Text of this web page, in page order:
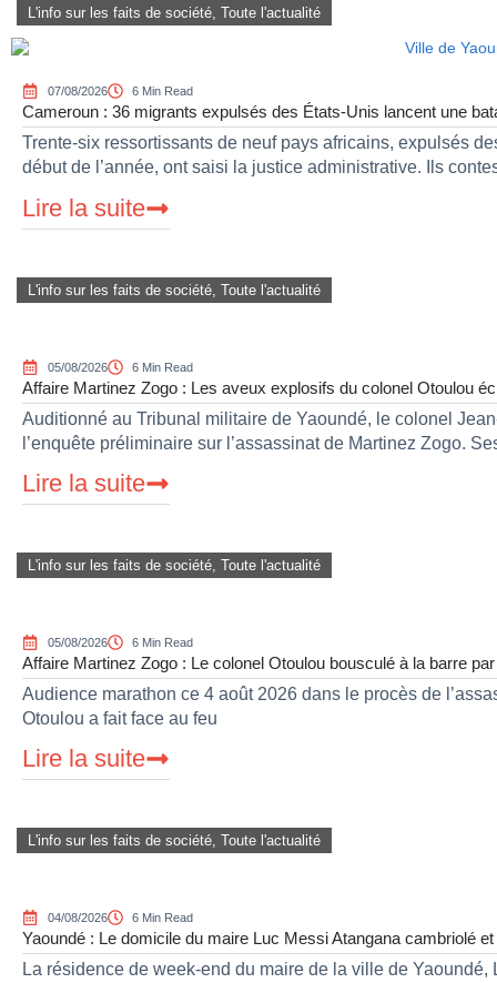
L'info sur les faits de société, Toute l'actualité
07/08/2026 6 Min Read
Cameroun : 36 migrants expulsés des États-Unis lancent une
Trente-six ressortissants de neuf pays africains, expulsés
début de l’année, ont saisi la justice administrative. Ils
Lire la suite
L'info sur les faits de société Toute l'actualité
05/08/2026 6 Min Read
Affaire Martinez Zogo : Les aveux explosifs du colonel Otoulou
Auditionné au Tribunal militaire de Yaoundé, le colonel
l’enquête préliminaire sur l’assassinat de Martinez Zogo.
Lire la suite
L'info sur les faits de société Toute l'actualité
05/08/2026 6 Min Read
Affaire Martinez Zogo : Le colonel Otoulou bousculé à la barre par
Audience marathon ce 4 août 2026 dans le procès de
Otoulou a fait face au feu
Lire la suite
L'info sur les faits de société, Toute l'actualité
04/08/2026 6 Min Read
Yaoundé : Le domicile du maire Luc Messi Atangana cambriolé
La résidence de week-end du maire de la ville de